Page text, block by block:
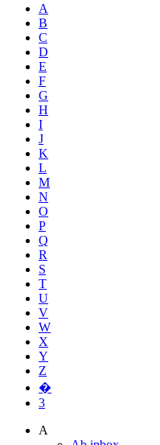
A
B
C
D
E
F
G
H
I
J
K
L
M
N
O
P
Q
R
S
T
U
V
W
X
Y
Z
�
3
A